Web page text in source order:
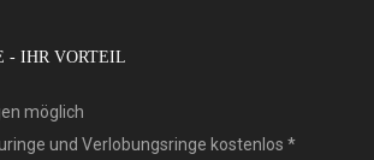
- IHR VORTEIL
möglich
und Verlobungsringe kostenlos *